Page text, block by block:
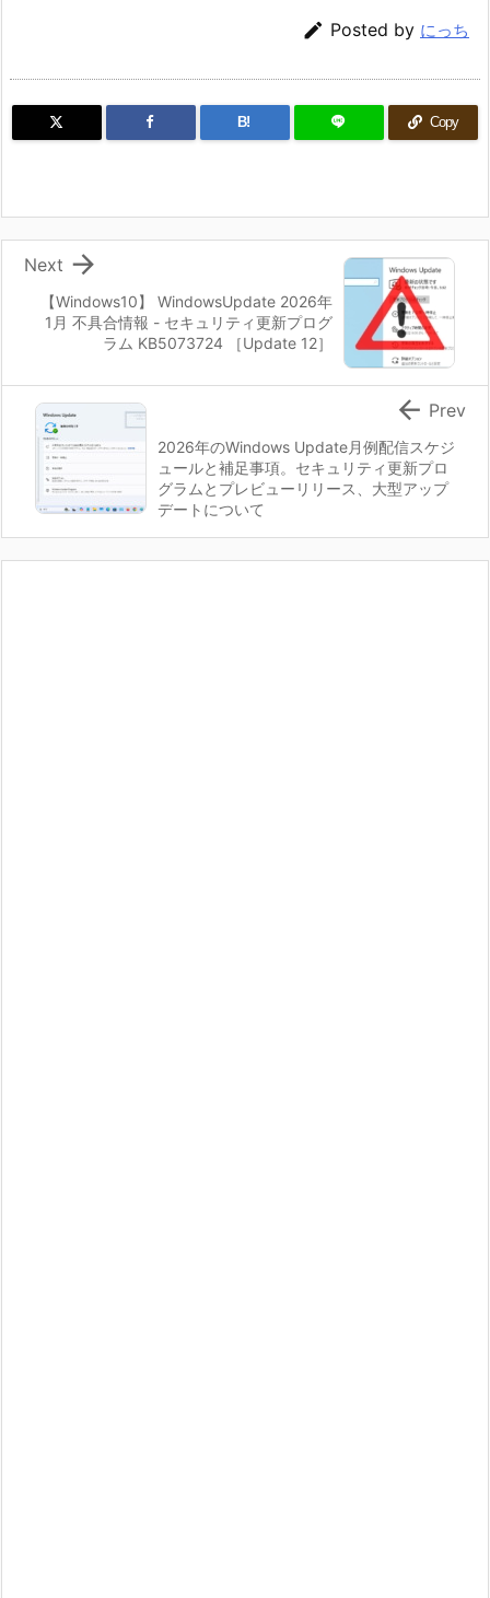
 Posted by にっち
B! Copy
【Windows10】 WindowsUpdate 2026年
1月 不具合情報 - セキュリティ更新プログ
ラム KB5073724 ［Update 12］

Next
2026年のWindows Update月例配信スケジ
ュールと補足事項。セキュリティ更新プロ
グラムとプレビューリリース、大型アップ
デートについて
 Prev